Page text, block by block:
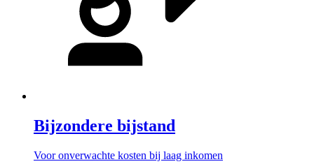
Bijzondere bijstand
Voor onverwachte kosten bij laag inkomen